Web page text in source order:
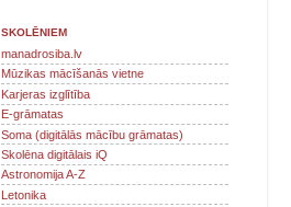
SKOLĒNIEM
manadrosiba.lv
Mūzikas mācīšanās vietne
Karjeras izglītība
E-grāmatas
Soma (digitālās mācību grāmatas)
Skolēna digitālais iQ
Astronomija A-Z
Letonika